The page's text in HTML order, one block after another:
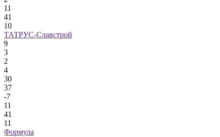
11
41
10
ТАТРУС-Славстрой
9
3
2
4
30
37
-7
11
41
11
Формула